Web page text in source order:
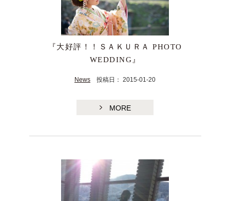
『大好評！！ＳＡＫＵＲＡ PHOTO
WEDDING』
News 投稿日： 2015-01-20
MORE